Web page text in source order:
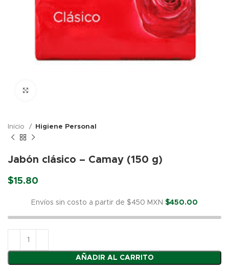
Inicio Higiene Personal
Jabón clásico – Camay (150 g)
$15.80
AÑADIR AL CARRITO
Envíos sin costo a partir de $450 MXN $450.00